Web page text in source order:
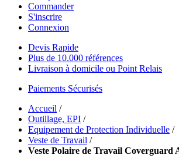
Commander
S'inscrire
Connexion
Devis Rapide
Plus de 10.000 références
Livraison à domicile ou Point Relais
Paiements Sécurisés
Accueil /
Outillage, EPI /
Equipement de Protection Individuelle /
Veste de Travail /
Veste Polaire de Travail Coverguard